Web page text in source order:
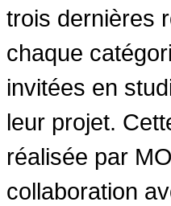
trois dernières
chaque
invitées en
leur projet.
réalisée par
collaboration